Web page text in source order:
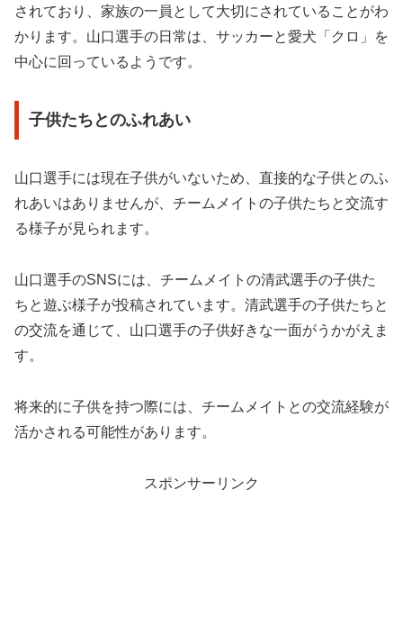
されており、家族の一員として大切にされていることがわ
かります。山口選手の日常は、サッカーと愛犬「クロ」を
中心に回っているようです。
子供たちとのふれあい
山口選手には現在子供がいないため、直接的な子供とのふ
れあいはありませんが、チームメイトの子供たちと交流す
る様子が見られます。
山口選手のSNSには、チームメイトの清武選手の子供た
ちと遊ぶ様子が投稿されています。清武選手の子供たちと
の交流を通じて、山口選手の子供好きな一面がうかがえま
す。
将来的に子供を持つ際には、チームメイトとの交流経験が
活かされる可能性があります。
スポンサーリンク